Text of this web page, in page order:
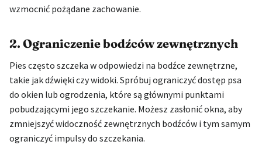
wzmocnić pożądane zachowanie.
2. Ograniczenie bodźców zewnętrznych
Pies często szczeka w odpowiedzi na bodźce zewnętrzne,
takie jak dźwięki czy widoki. Spróbuj ograniczyć dostęp psa
do okien lub ogrodzenia, które są głównymi punktami
pobudzającymi jego szczekanie. Możesz zasłonić okna, aby
zmniejszyć widoczność zewnętrznych bodźców i tym samym
ograniczyć impulsy do szczekania.